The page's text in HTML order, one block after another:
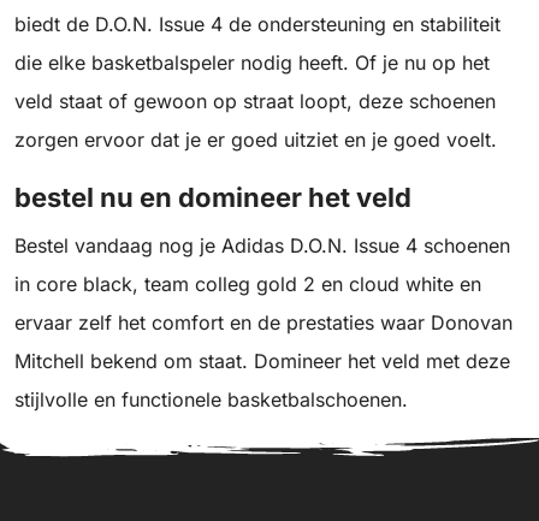
biedt de D.O.N. Issue 4 de ondersteuning en stabiliteit
die elke basketbalspeler nodig heeft. Of je nu op het
veld staat of gewoon op straat loopt, deze schoenen
zorgen ervoor dat je er goed uitziet en je goed voelt.
bestel nu en domineer het veld
Bestel vandaag nog je Adidas D.O.N. Issue 4 schoenen
in core black, team colleg gold 2 en cloud white en
ervaar zelf het comfort en de prestaties waar Donovan
Mitchell bekend om staat. Domineer het veld met deze
stijlvolle en functionele basketbalschoenen.